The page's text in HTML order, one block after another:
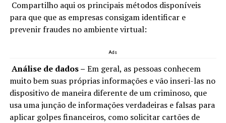
Compartilho aqui os principais métodos disponíveis
para que que as empresas consigam identificar e
prevenir fraudes no ambiente virtual:
Ads
Análise de dados – Em geral, as pessoas conhecem
muito bem suas próprias informações e vão inseri-las no
dispositivo de maneira diferente de um criminoso, que
usa uma junção de informações verdadeiras e falsas para
aplicar golpes financeiros, como solicitar cartões de